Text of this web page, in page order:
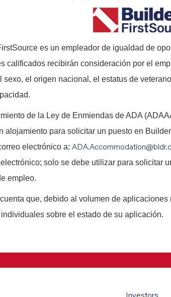
es un empleador de igualdad de
calificados recibirán consideración por el
sexo, el origen nacional, el estatus de
de la Ley de Enmiendas de ADA
alojamiento para solicitar un puesto en
electrónico a:
solo se debe utilizar para solicitar
empleo.
que, debido al volumen de
sobre el estado de su aplicación.
Investors